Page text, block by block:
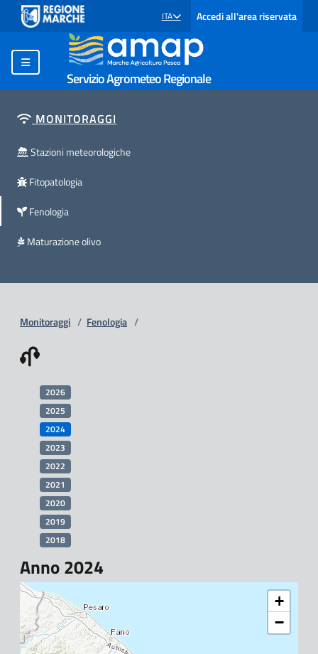
SELEZIONE LINGUA: LINGUA SELEZIONATA
ITA Accedi all'area riservata
Servizio Agrometeo Regionale
MONITORAGGI
Stazioni meteorologiche
Fitopatologia
Fenologia
Maturazione olivo
Monitoraggi / Fenologia /
2026
2025
2024
2023
2022
2021
2020
2019
2018
Anno 2024
+
−